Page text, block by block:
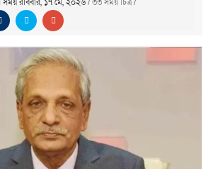
সময় রবিবার, ১৭ মে, ২০২৬/৩৩ সময় চিত্র/